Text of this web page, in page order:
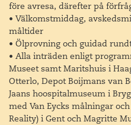
På eftermiddagen tar vi oss
förort och ägnar tid åt
Voorlinden som öppnade
Voorlinden är att synliggöra
på olika ställen i
egna ägorna här i Haag.
en oas av lugn i en annars
mötesplats för arkitektur,
man blir överraskad.
före avresa, därefter på
• Välkomstmiddag,
måltider
• Ölprovning och guidad
• Alla inträden enligt
Museet samt Maritshuis i
Otterlo, Depot Boijmans van
Jaans hoospitalmuseum i
med Van Eycks målningar
Reality) i Gent och Magritte